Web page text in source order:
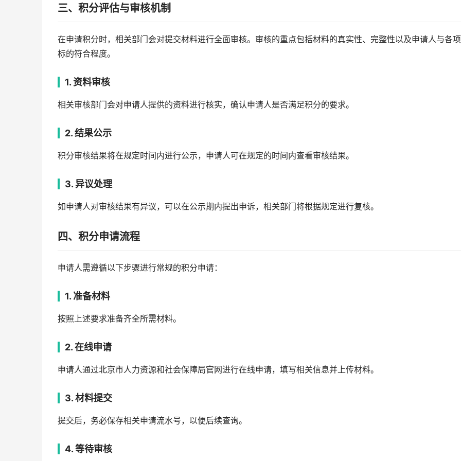
三、积分评估与审核机制
在申请积分时，相关部门会对提交材料进行全面审核。审核的重点包括材料的真实性、完整性以及申请人与各
标的符合程度。
1. 资料审核
相关审核部门会对申请人提供的资料进行核实，确认申请人是否满足积分的要求。
2. 结果公示
积分审核结果将在规定时间内进行公示，申请人可在规定的时间内查看审核结果。
3. 异议处理
如申请人对审核结果有异议，可以在公示期内提出申诉，相关部门将根据规定进行复核。
四、积分申请流程
申请人需遵循以下步骤进行常规的积分申请：
1. 准备材料
按照上述要求准备齐全所需材料。
2. 在线申请
申请人通过北京市人力资源和社会保障局官网进行在线申请，填写相关信息并上传材料。
3. 材料提交
提交后，务必保存相关申请流水号，以便后续查询。
4. 等待审核